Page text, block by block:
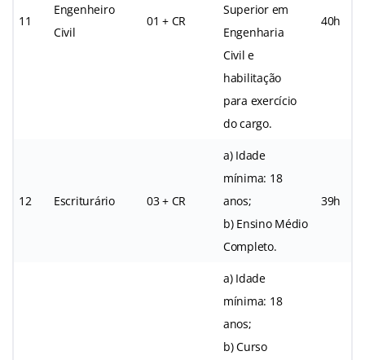
11
Engenheiro
Civil
01 + CR
Superior em
Engenharia
Civil e
habilitação
para exercício
do cargo.
40h
12 Escriturário 03 + CR
a) Idade
mínima: 18
anos;
b) Ensino Médio
Completo.
39h
a) Idade
mínima: 18
anos;
b) Curso